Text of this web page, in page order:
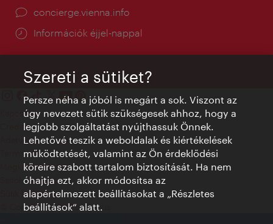
concierge.vienna.info
Információk éjjel-nappal
Kapcsolat
Credits
Adatvédelmi nyilatkozat
Terms of Use
Megközelíthetőség
Sajtókapcsolat
Sütik beállítása
© Copyright WienTourismus
Szereti a sütiket?
Persze néha a jóból is megárt a sok. Viszont az
úgy nevezett sütik szükségesek ahhoz, hogy a
legjobb szolgáltatást nyújthassuk Önnek.
Lehetővé teszik a weboldalak és kiértékelések
működtetését, valamint az Ön érdeklődési
köreire szabott tartalom biztosítását. Ha nem
óhajtja ezt, akkor módosítsa az
alapértelmezett beállításokat a „Részletes
beállítások“ alatt.